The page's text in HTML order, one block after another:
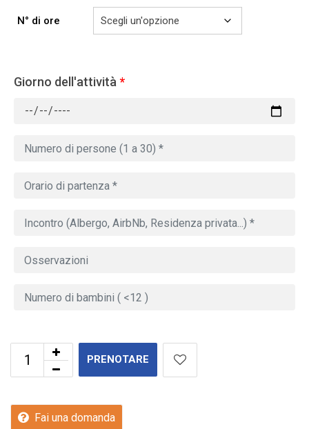
N° di ore
Giorno dell'attività *
PRENOTARE
Fai una domanda